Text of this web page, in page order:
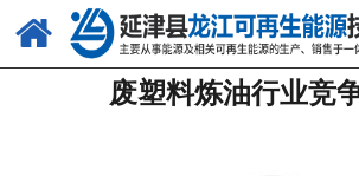
废塑料炼油行业竞